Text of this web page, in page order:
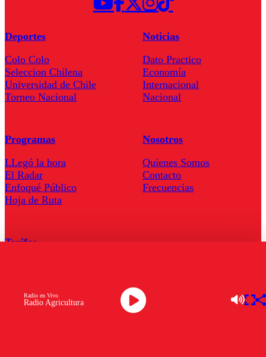
Radio Agricultura
Radio en Vivo
Deportes
Colo Colo
Seleccion Chilena
Universidad de Chile
Torneo Nacional
Noticias
Dato Practico
Economía
Internacional
Nacional
Programas
LLegó la hora
El Radar
Enfoqué Público
Hoja de Ruta
Nosotros
Quienes Somos
Contacto
Frecuencias
Tarifas